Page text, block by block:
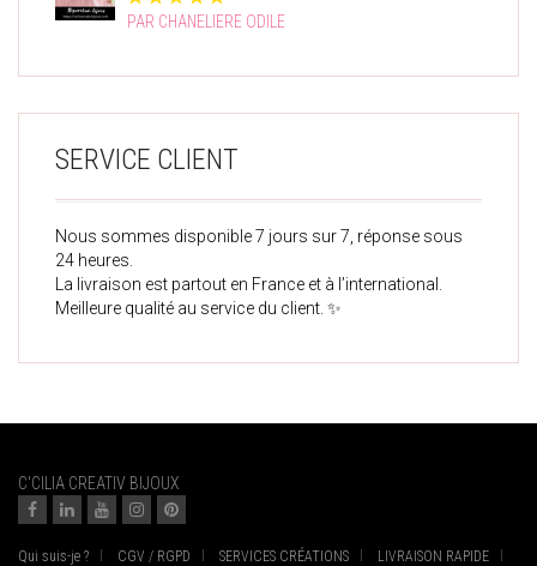
PAR CHANELIERE ODILE
SERVICE CLIENT
Nous sommes disponible 7 jours sur 7, réponse sous
24 heures.
La livraison est partout en France et à l’international.
Meilleure qualité au service du client. ✨
C'CILIA CREATIV BIJOUX
Qui suis-je ? CGV / RGPD SERVICES CRÉATIONS
LIVRAISON RAPIDE